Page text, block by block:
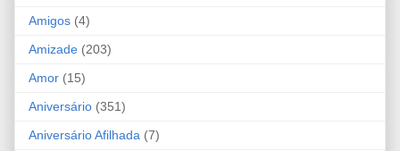
Amigos (4)
Amizade (203)
Amor (15)
Aniversário (351)
Aniversário Afilhada (7)